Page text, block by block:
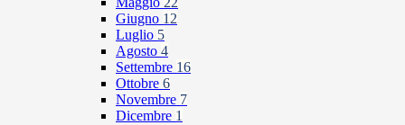
Giugno 12
Luglio 5
Agosto 4
Settembre 16
Ottobre 6
Novembre 7
Dicembre 1